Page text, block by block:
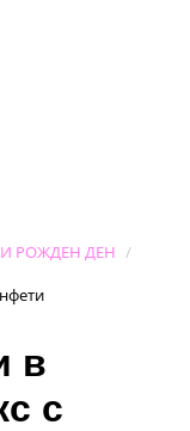
РОЖДЕН ДЕН
в
с